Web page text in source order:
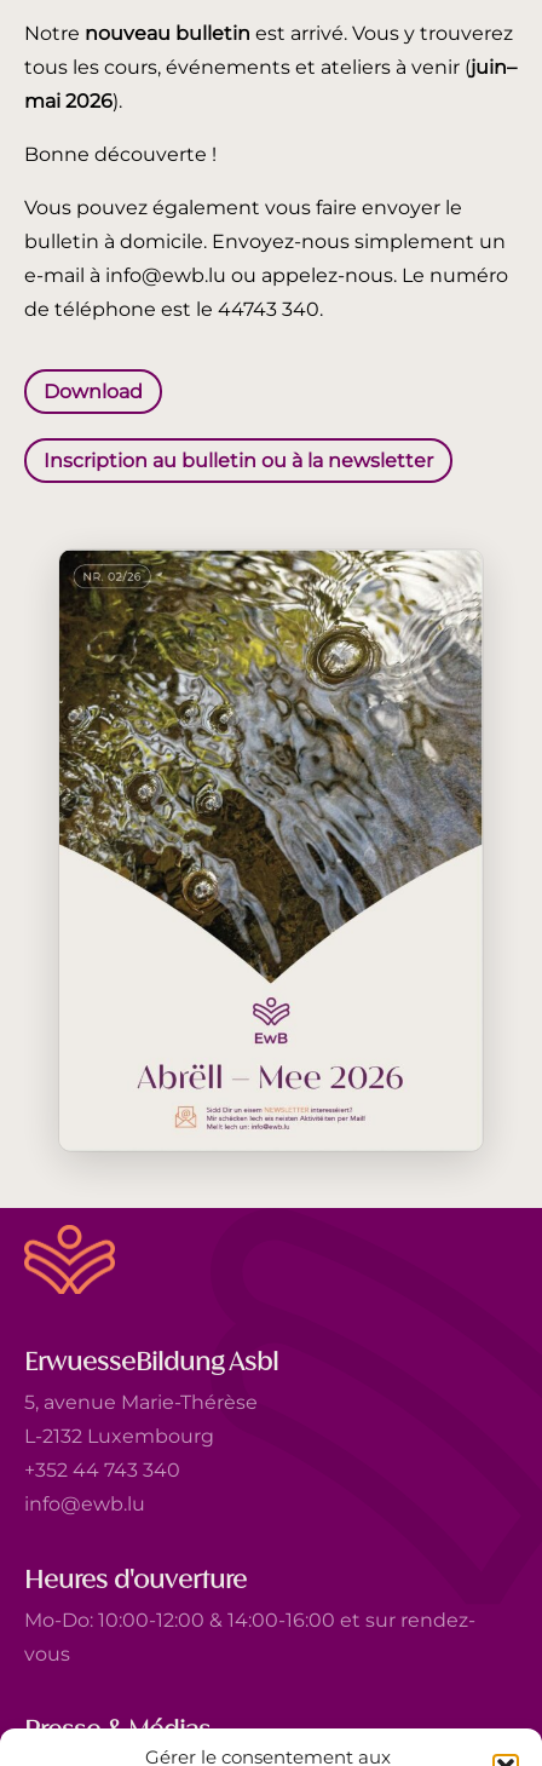
Gérer le consentement aux
Notre nouveau bulletin est arrivé. Vous y trouverez
tous les cours, événements et ateliers à venir (juin–
mai 2026).
Bonne découverte !
Vous pouvez également vous faire envoyer le
bulletin à domicile. Envoyez-nous simplement un
e-mail à info@ewb.lu ou appelez-nous. Le numéro
de téléphone est le 44743 340.
Download
Inscription au bulletin ou à la newsletter
ErwuesseBildung Asbl
5, avenue Marie-Thérèse
L-2132 Luxembourg
+352 44 743 340
info@ewb.lu
Heures d'ouverture
Mo-Do: 10:00-12:00 & 14:00-16:00 et sur rendez-
vous
Presse & Médias